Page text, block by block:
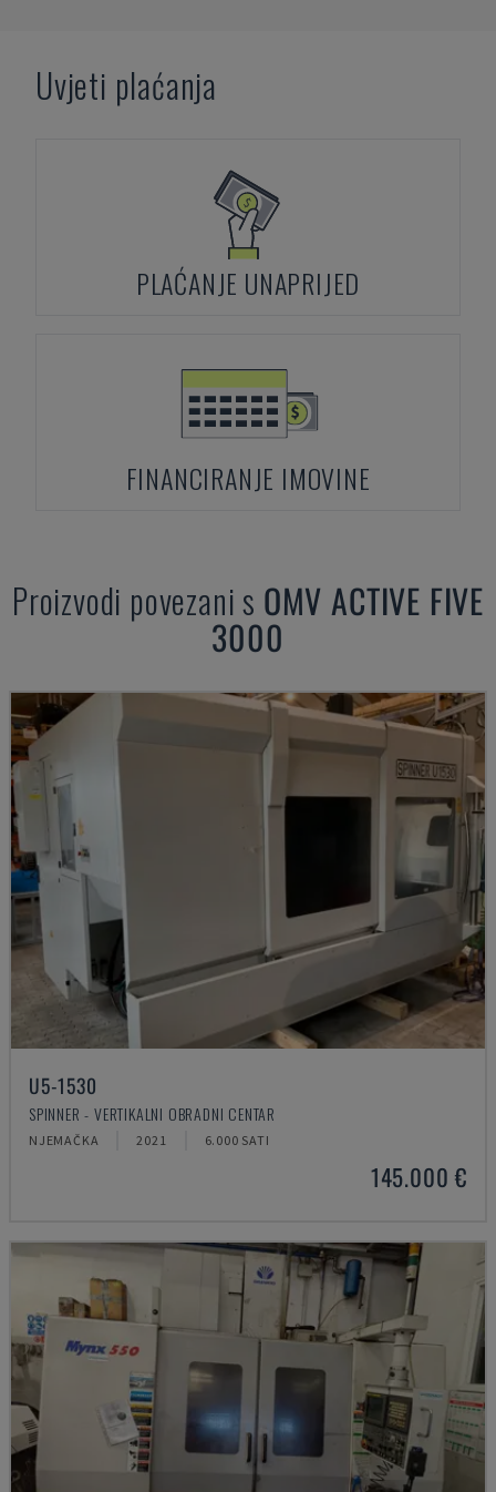
Uvjeti plaćanja
PLAĆANJE UNAPRIJED
FINANCIRANJE IMOVINE
Proizvodi povezani s OMV ACTIVE FIVE
3000
U5-1530
SPINNER - VERTIKALNI OBRADNI CENTAR
NJEMAČKA 2021 6.000 SATI
145.000 €